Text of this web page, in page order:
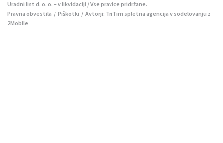
Uradni list d. o. o. – v likvidaciji / Vse pravice pridržane.
Pravna obvestila / Piškotki / Avtorji: TriTim spletna agencija v sodelovanju z
2Mobile